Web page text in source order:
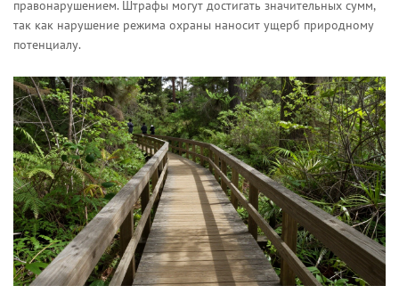
правонарушением. Штрафы могут достигать значительных сумм,
так как нарушение режима охраны наносит ущерб природному
потенциалу.